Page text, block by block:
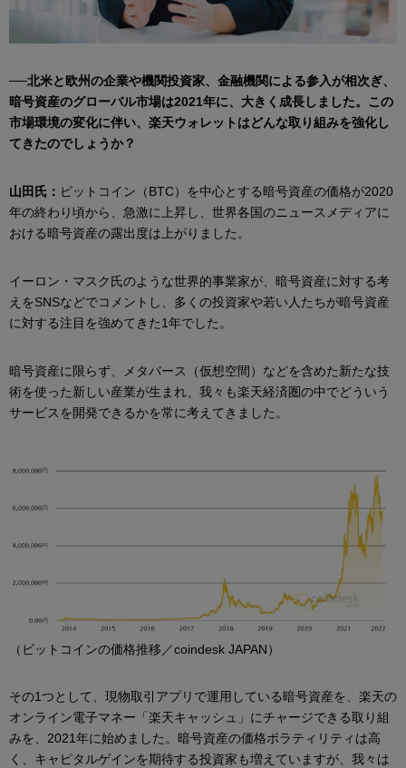
──北米と欧州の企業や機関投資家、金融機関による参入が相次ぎ、
暗号資産のグローバル市場は2021年に、大きく成長しました。この
市場環境の変化に伴い、楽天ウォレットはどんな取り組みを強化し
てきたのでしょうか？
山田氏： ビットコイン（BTC）を中心とする暗号資産の価格が2020
年の終わり頃から、急激に上昇し、世界各国のニュースメディアに
おける暗号資産の露出度は上がりました。
イーロン・マスク氏のような世界的事業家が、暗号資産に対する考
えをSNSなどでコメントし、多くの投資家や若い人たちが暗号資産
に対する注目を強めてきた1年でした。
暗号資産に限らず、メタバース（仮想空間）などを含めた新たな技
術を使った新しい産業が生まれ、我々も楽天経済圏の中でどういう
サービスを開発できるかを常に考えてきました。
（ビットコインの価格推移／coindesk JAPAN）
その1つとして、現物取引アプリで運用している暗号資産を、楽天の
オンライン電子マネー「楽天キャッシュ」にチャージできる取り組
みを、2021年に始めました。暗号資産の価格ボラティリティは高
く、キャピタルゲインを期待する投資家も増えていますが、我々は